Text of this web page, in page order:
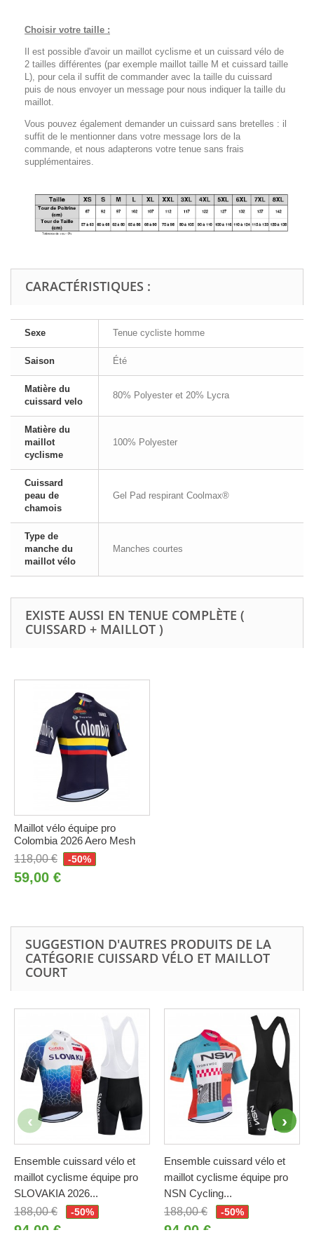
Choisir votre taille :
Il est possible d'avoir un maillot cyclisme et un cuissard vélo de
2 tailles différentes (par exemple maillot taille M et cuissard taille
L), pour cela il suffit de commander avec la taille du cuissard
puis de nous envoyer un message pour nous indiquer la taille du
maillot.
Vous pouvez également demander un cuissard sans bretelles : il
suffit de le mentionner dans votre message lors de la
commande, et nous adapterons votre tenue sans frais
supplémentaires.
CARACTÉRISTIQUES :
Sexe Tenue cycliste homme
Saison Été
Matière du
cuissard velo
80% Polyester et 20% Lycra
Matière du
maillot
cyclisme
100% Polyester
Cuissard
peau de
chamois
Gel Pad respirant Coolmax®
Type de
manche du
maillot vélo
Manches courtes
EXISTE AUSSI EN TENUE COMPLÈTE (
CUISSARD + MAILLOT )
Maillot vélo équipe pro
Colombia 2026 Aero Mesh
118,00 €
-50%
59,00 €
SUGGESTION D'AUTRES PRODUITS DE LA
CATÉGORIE CUISSARD VÉLO ET MAILLOT
COURT
Ensemble cuissard vélo et
maillot cyclisme équipe pro
SLOVAKIA 2026...
188,00 €
-50%
94,00 €
Ensemble cuissard vélo et
maillot cyclisme équipe pro
NSN Cycling...
188,00 €
-50%
94,00 €